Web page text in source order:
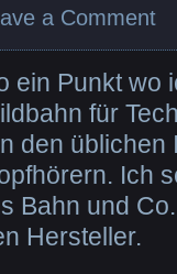
a Comment
ein Punkt wo
für
den üblichen
Ich
Bahn und
Hersteller.